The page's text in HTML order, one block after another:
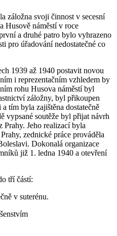
záložna svoji činnost v secesní
Husově náměstí v roce
a druhé patro bylo vyhrazeno
pro úřadování nedostatečné co
1939 až 1940 postavit novou
i reprezentačním vzhledem by
rohu Husova náměstí byl
záložny, byl přikoupen
tím byla zajištěna dostatečně
vypsané soutěže byl přijat návrh
Prahy. Jeho realizací byla
zednické práce prováděla
Dokonalá organizace
již 1. ledna 1940 a otevření
tří částí:
v suterénu.